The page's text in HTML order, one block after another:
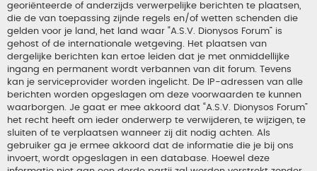
georiënteerde of anderzijds verwerpelijke berichten te plaatsen,
die de van toepassing zijnde regels en/of wetten schenden die
gelden voor je land, het land waar “A.S.V. Dionysos Forum” is
gehost of de internationale wetgeving. Het plaatsen van
dergelijke berichten kan ertoe leiden dat je met onmiddellijke
ingang en permanent wordt verbannen van dit forum. Tevens
kan je serviceprovider worden ingelicht. De IP-adressen van alle
berichten worden opgeslagen om deze voorwaarden te kunnen
waarborgen. Je gaat er mee akkoord dat “A.S.V. Dionysos Forum”
het recht heeft om ieder onderwerp te verwijderen, te wijzigen, te
sluiten of te verplaatsen wanneer zij dit nodig achten. Als
gebruiker ga je ermee akkoord dat de informatie die je bij ons
invoert, wordt opgeslagen in een database. Hoewel deze